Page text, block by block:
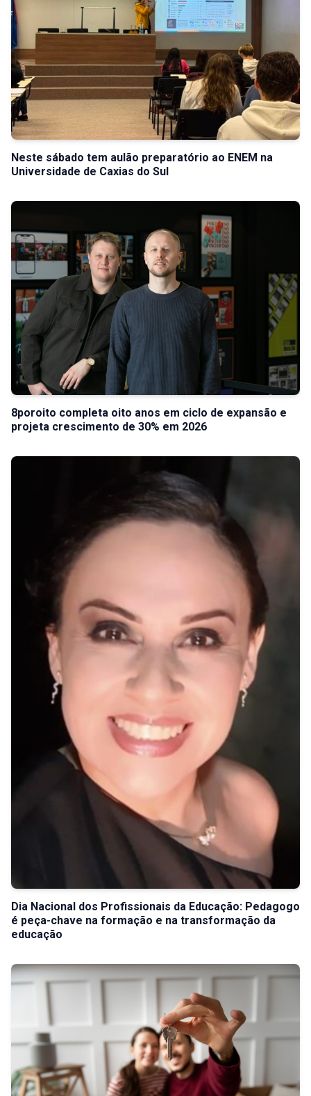
Neste sábado tem aulão preparatório ao ENEM na
Universidade de Caxias do Sul
8poroito completa oito anos em ciclo de expansão e
projeta crescimento de 30% em 2026
Dia Nacional dos Profissionais da Educação: Pedagogo
é peça-chave na formação e na transformação da
educação